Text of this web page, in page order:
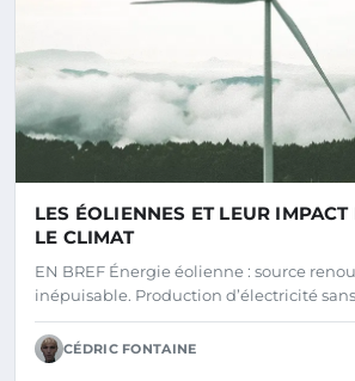
LES ÉOLIENNES ET LEUR
LE CLIMAT
EN BREF Énergie éolienne : source
inépuisable. Production d’électricité
CÉDRIC FONTAINE